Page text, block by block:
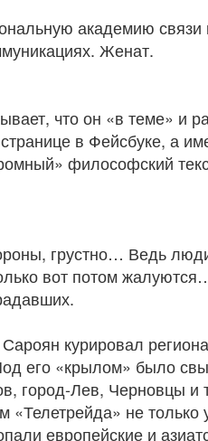
академию
Женат.
что он «в теме» и
в Фейсбуке, а
философский
грустно… Ведь
вот потом
курировал
его «крылом» было
город-Лев, Черновцы
«Телетрейда» не только
европейские и